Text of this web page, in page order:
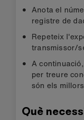
Anota el
registre de
Repeteix
transmissor/
A
per treure
són els
Què